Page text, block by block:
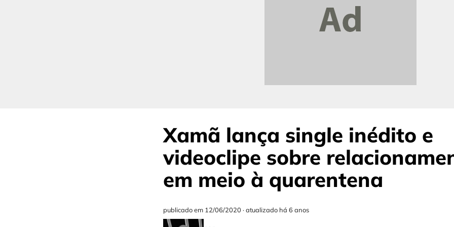
Xamã lança single inédito e
videoclipe sobre
em meio à quarentena
publicado em 12/06/2020 ·atualizado há 6 anos